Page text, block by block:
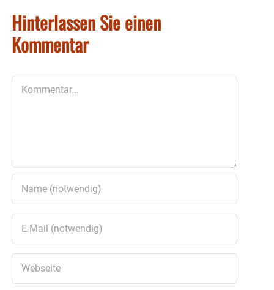
Hinterlassen Sie einen
Kommentar